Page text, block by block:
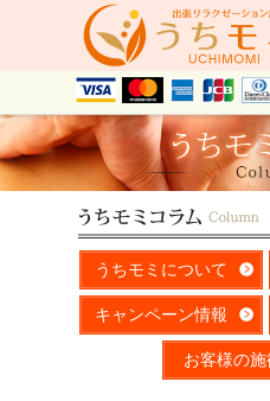
うちモミについて
キャンペーン情報
お客様の施